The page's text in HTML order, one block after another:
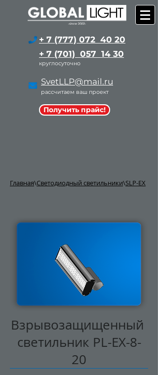
+ 7 (777) 072 40 20
+ 7 (701) 057 14 30
круглосуточно
SvetLLP@mail.ru
рассчитаем ваш проект
Получить прайс!
Главная\Светодиодный светильники\SLP-EX
Взрывозащищенный
светильник PL-EX-8-
20